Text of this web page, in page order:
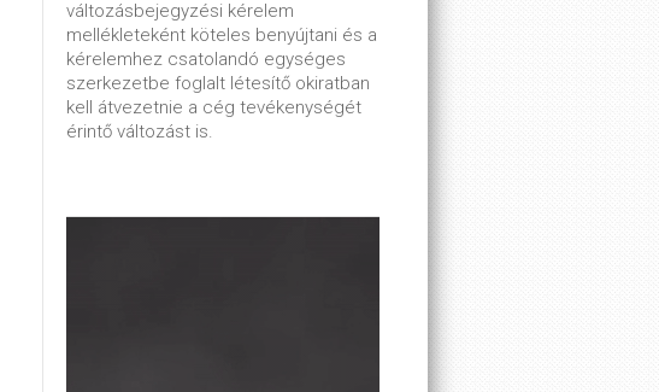
változásbejegyzési kérelem
mellékleteként köteles benyújtani és a
kérelemhez csatolandó egységes
szerkezetbe foglalt létesítő okiratban
kell átvezetnie a cég tevékenységét
érintő változást is.